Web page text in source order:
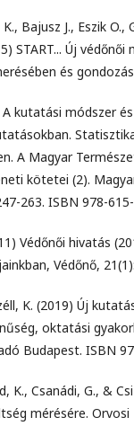
Bajusz J., Eszik O.,
START... Új
és
A kutatási módszer
A Magyar
kötetei (2).
263. ISBN 978-
Védőnői hivatás
Védőnő,
K. (2019) Új
oktatási
Budapest. ISBN
K., Csanádi, G., &
mérésére.